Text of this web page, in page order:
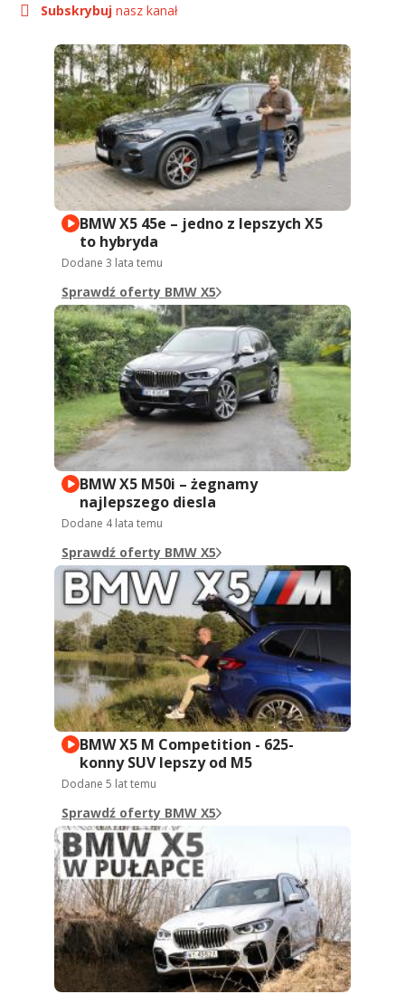
Subskrybuj nasz kanał
BMW X5 45e – jedno z lepszych X5
to hybryda
Dodane 3 lata temu
Sprawdź oferty BMW X5
BMW X5 M50i – żegnamy
najlepszego diesla
Dodane 4 lata temu
Sprawdź oferty BMW X5
BMW X5 M Competition - 625-
konny SUV lepszy od M5
Dodane 5 lat temu
Sprawdź oferty BMW X5